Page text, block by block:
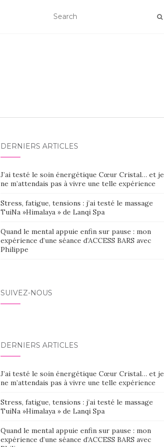
DERNIERS ARTICLES
J’ai testé le soin énergétique Cœur Cristal… et je
ne m’attendais pas à vivre une telle expérience
Stress, fatigue, tensions : j’ai testé le massage
TuiNa »Himalaya » de Lanqi Spa
Quand le mental appuie enfin sur pause : mon
expérience d’une séance d’ACCESS BARS avec
Philippe
SUIVEZ-NOUS
DERNIERS ARTICLES
J’ai testé le soin énergétique Cœur Cristal… et je
ne m’attendais pas à vivre une telle expérience
Stress, fatigue, tensions : j’ai testé le massage
TuiNa »Himalaya » de Lanqi Spa
Quand le mental appuie enfin sur pause : mon
expérience d’une séance d’ACCESS BARS avec